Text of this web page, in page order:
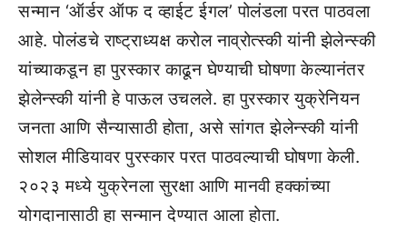
सन्मान ‘ऑर्डर ऑफ द व्हाईट ईगल’ पोलंडला परत पाठवला
आहे. पोलंडचे राष्ट्राध्यक्ष करोल नाव्रोत्स्की यांनी झेलेन्स्की
यांच्याकडून हा पुरस्कार काढून घेण्याची घोषणा केल्यानंतर
झेलेन्स्की यांनी हे पाऊल उचलले. हा पुरस्कार युक्रेनियन
जनता आणि सैन्यासाठी होता, असे सांगत झेलेन्स्की यांनी
सोशल मीडियावर पुरस्कार परत पाठवल्याची घोषणा केली.
२०२३ मध्ये युक्रेनला सुरक्षा आणि मानवी हक्कांच्या
योगदानासाठी हा सन्मान देण्यात आला होता.